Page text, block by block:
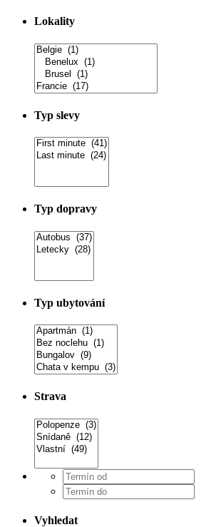
Lokality
Typ slevy
Typ dopravy
Typ ubytování
Strava
Vyhledat